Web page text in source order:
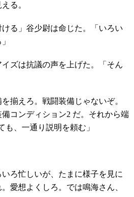
る。
る」谷少尉は命じた。「いろい
ズは抗議の声を上げた。「そん
揃えろ。戦闘装備じゃないぞ。
コンディション2 だ。それから端
、一通り説明を頼む」
ろ忙しいが、たまに様子を見に
愛想よくしろ。では鳴海さん、